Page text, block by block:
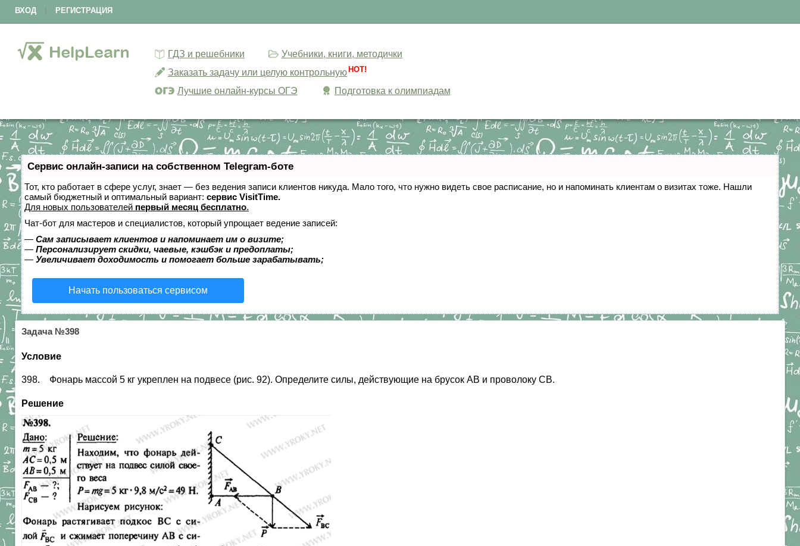
ВХОД РЕГИСТРАЦИЯ
ГДЗ и решебники
Учебники, книги, методички
Заказать задачу или целую контрольную HOT!
Лучшие онлайн-курсы ОГЭ Подготовка к олимпиадам
Сервис онлайн-записи на собственном Telegram-боте
Тот, кто работает в сфере услуг, знает — без ведения записи клиентов никуда. Мало того, что нужно видеть свое расписание, но и напоминать клиентам о визитах тоже. Нашли
самый бюджетный и оптимальный вариант: сервис VisitTime.
Для новых пользователей первый месяц бесплатно.
Чат-бот для мастеров и специалистов, который упрощает ведение записей:
— Сам записывает клиентов и напоминает им о визите;
— Персонализирует скидки, чаевые, кэшбэк и предоплаты;
— Увеличивает доходимость и помогает больше зарабатывать;
Начать пользоваться сервисом
Задача №398
Условие
398. Фонарь массой 5 кг укреплен на подвесе (рис. 92). Определите силы, действующие на брусок АВ и проволоку СВ.
Решение